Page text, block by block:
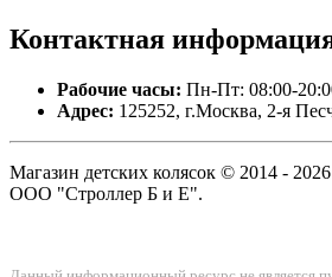
Контактная
Рабочие часы: Пн-Пт: 08:00-
Адрес: 125252, г.Москва, 2-я
Магазин детских колясок © 2014 - 2026
ООО "Строллер Б и Е".